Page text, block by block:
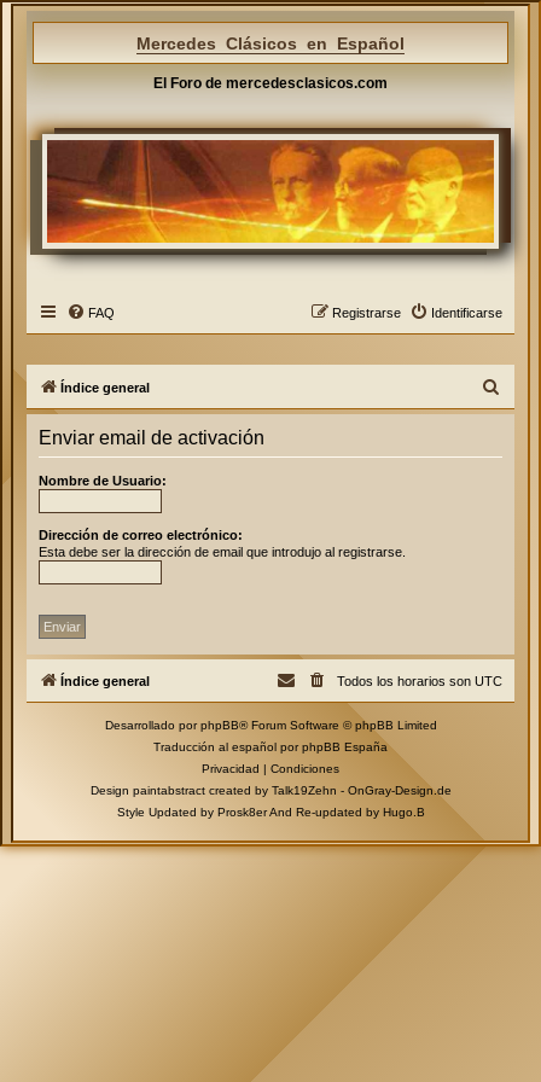
Mercedes Clásicos en Español
El Foro de mercedesclasicos.com
FAQ Identificarse
Registrarse
Índice general
u
Enviar email de activación
Nombre de Usuario:
Dirección de correo electrónico:
Esta debe ser la dirección de email que introdujo al registrarse.
Índice general Todos los horarios son UTC
Desarrollado porphpBB® Forum Software © phpBB Limited
Traducción al español porphpBB España
Privacidad | Condiciones
Design paintabstract created by Talk19Zehn - OnGray-Design.de
Style Updated by Prosk8erAnd Re-updated by Hugo.B